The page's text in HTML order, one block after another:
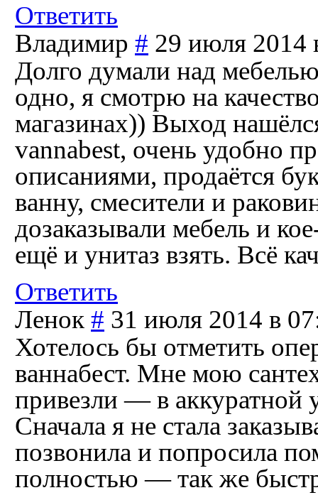
Ответить
Владимир # 29 июля 2014
Долго думали над
одно, я смотрю на
магазинах)) Выход
vannabest, очень удобно
описаниями, продаётся
ванну, смесители и
дозаказывали мебель и
ещё и унитаз взять. Всё
Ответить
Ленок # 31 июля 2014 в
Хотелось бы отметить
ваннабест. Мне мою
привезли — в аккуратной
Сначала я не стала
позвонила и попросила
полностью — так же